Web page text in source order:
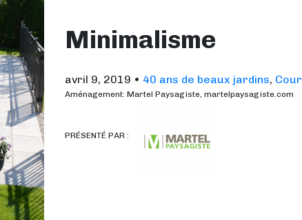
Minimalisme
avril 9, 2019 • 40 ans de beaux jardins, Cour
Aménagement: Martel Paysagiste, martelpaysagiste.com
PRÉSENTÉ PAR :